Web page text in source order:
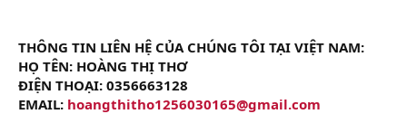
THÔNG TIN LIÊN HỆ CỦA CHÚNG TÔI TẠI VIỆT NAM:
HỌ TÊN: HOÀNG THỊ THƠ
ĐIỆN THOẠI: 0356663128
EMAIL: hoangthitho1256030165@gmail.com